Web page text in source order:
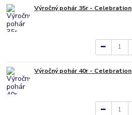
Výročný pohár 35r - Celebration
Výročný pohár 40r - Celebration